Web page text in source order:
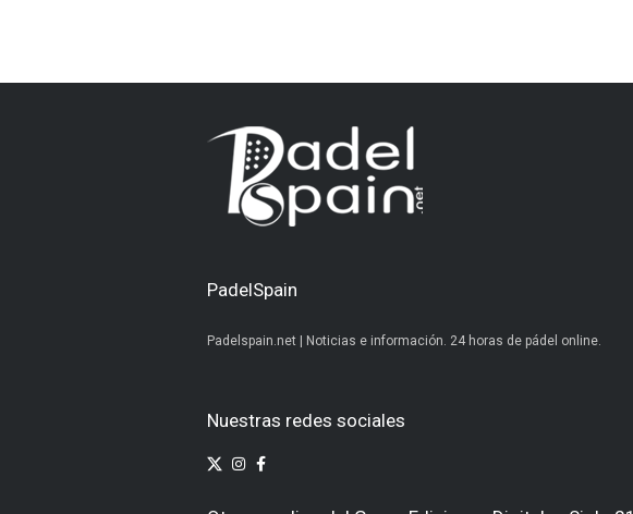
PadelSpain
Padelspain.net | Noticias e información. 24 horas de pádel online.
Nuestras redes sociales